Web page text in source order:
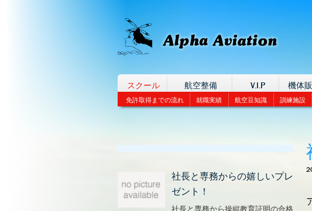
スクール 航空整備 V.I.P 機体
免許取得までの流れ 就職実績 航空豆知識 訓練施設
社長と専務からの嬉しいプレ
ゼント！
社長と専務から操縦教育証明の合格